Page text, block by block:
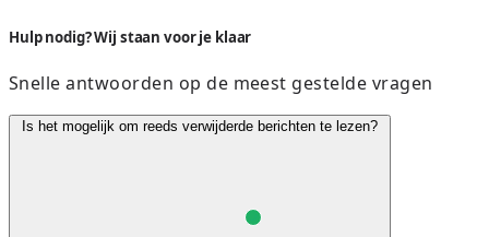
Hulp nodig? Wij staan voor je klaar
Snelle antwoorden op de meest gestelde vragen
Is het mogelijk om reeds verwijderde berichten te lezen?